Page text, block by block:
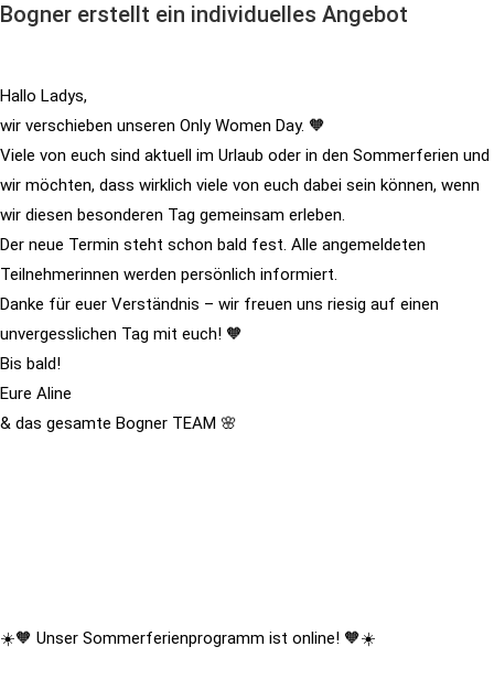
Bogner erstellt ein individuelles Angebot
Hallo Ladys,
wir verschieben unseren Only Women Day. 🧡
Viele von euch sind aktuell im Urlaub oder in den Sommerferien und
wir möchten, dass wirklich viele von euch dabei sein können, wenn
wir diesen besonderen Tag gemeinsam erleben.
Der neue Termin steht schon bald fest. Alle angemeldeten
Teilnehmerinnen werden persönlich informiert.
Danke für euer Verständnis – wir freuen uns riesig auf einen
unvergesslichen Tag mit euch! 🧡
Bis bald!
Eure Aline
& das gesamte Bogner TEAM 🌸
☀️🧡 Unser Sommerferienprogramm ist online! 🧡☀️